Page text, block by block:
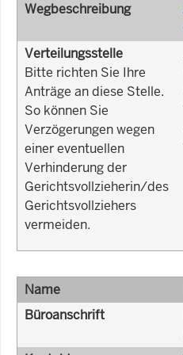
Wegbeschreibung
Verteilungsstelle
Bitte richten Sie Ihre
Anträge an diese Stelle.
So können Sie
Verzögerungen wegen
einer eventuellen
Verhinderung der
Gerichtsvollzieherin/des
Gerichtsvollziehers
vermeiden.
Name
Büroanschrift